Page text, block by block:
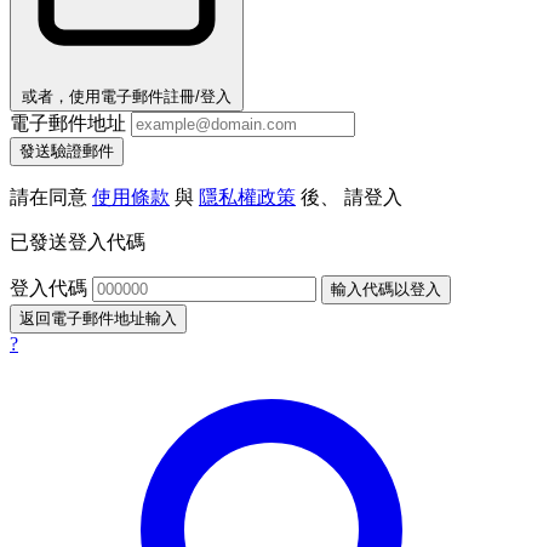
或者，使用電子郵件註冊/登入
電子郵件地址
發送驗證郵件
請在同意 使用條款 與 隱私權政策 後、 請登入
已發送登入代碼
登入代碼
輸入代碼以登入
返回電子郵件地址輸入
?